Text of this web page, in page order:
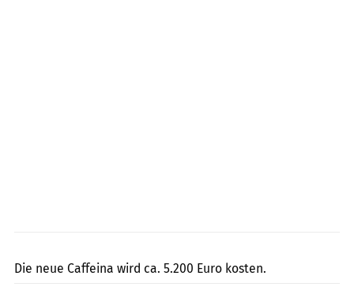
Die neue Caffeina wird ca. 5.200 Euro kosten.